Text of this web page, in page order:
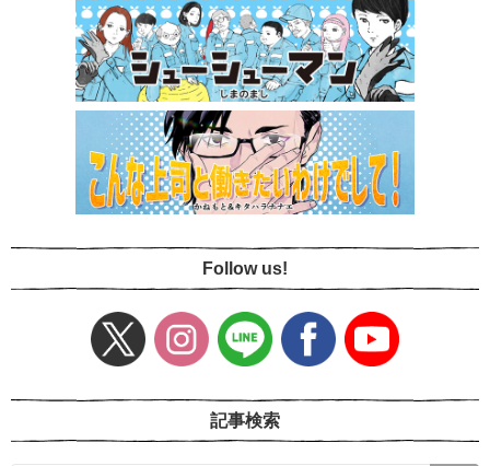
Follow us!
記事検索